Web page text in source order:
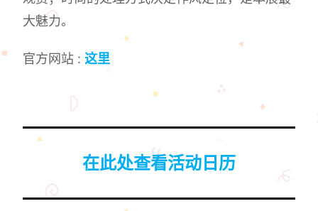
大魅力。
官方网站 :这里
在此处查看活动日历